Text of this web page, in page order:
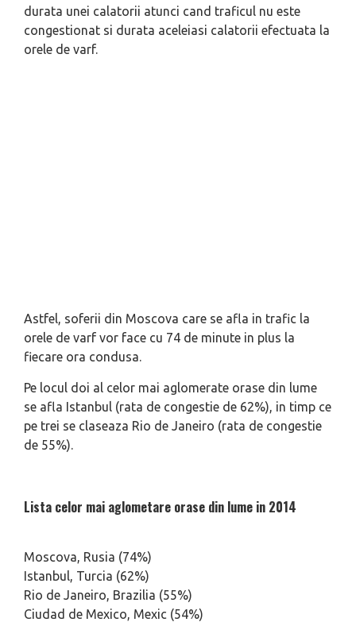
durata unei calatorii atunci cand traficul nu este
congestionat si durata aceleiasi calatorii efectuata la
orele de varf.
Astfel, soferii din Moscova care se afla in trafic la
orele de varf vor face cu 74 de minute in plus la
fiecare ora condusa.
Pe locul doi al celor mai aglomerate orase din lume
se afla Istanbul (rata de congestie de 62%), in timp ce
pe trei se claseaza Rio de Janeiro (rata de congestie
de 55%).
Lista celor mai aglometare orase din lume in 2014
Moscova, Rusia (74%)
Istanbul, Turcia (62%)
Rio de Janeiro, Brazilia (55%)
Ciudad de Mexico, Mexic (54%)